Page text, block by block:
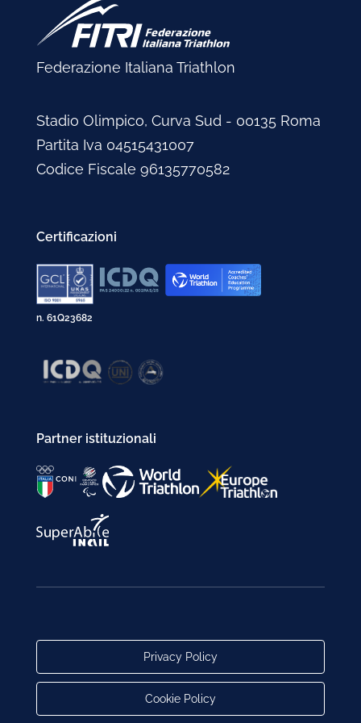
Marzo 2005
Febbraio 2005
Febbraio 2004
Gennaio 2004
Maggio 2003
Marzo 2003
Febbraio 2003
Marzo 2002
Febbraio 2002
Federazione Italiana Triathlon
Stadio Olimpico, Curva Sud - 00135 Roma
Partita Iva 04515431007
Codice Fiscale 96135770582
Certificazioni
n. 61Q23682
Partner istituzionali
Privacy Policy
Cookie Policy